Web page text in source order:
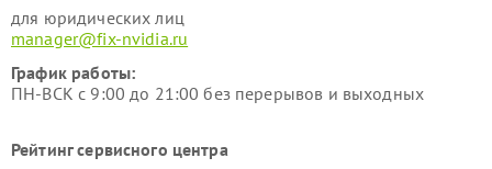
для юридических лиц
manager@fix-nvidia.ru
График работы:
ПН-ВСК с 9:00 до 21:00 без перерывов и выходных
Рейтинг сервисного центра